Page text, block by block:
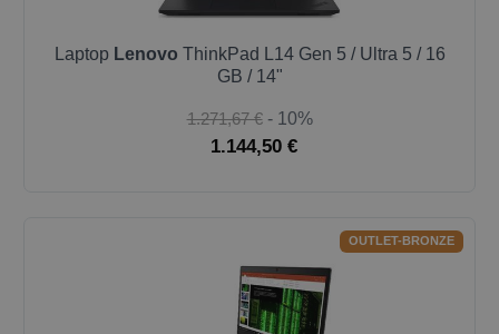
Laptop Lenovo ThinkPad L14 Gen 5 / Ultra 5 / 16
GB / 14"
1.271,67 € - 10%
1.144,50 €
OUTLET-BRONZE